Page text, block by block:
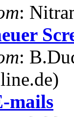
:
:
mails